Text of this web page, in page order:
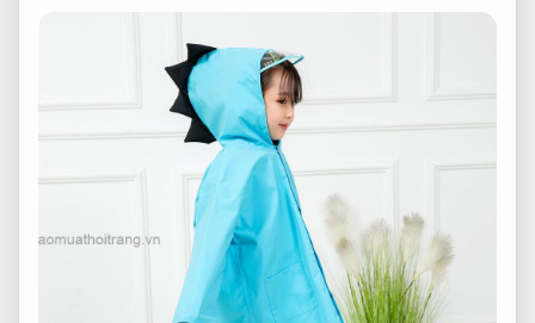
gọi sản xuất bộ quần áo đi mưa trẻ em